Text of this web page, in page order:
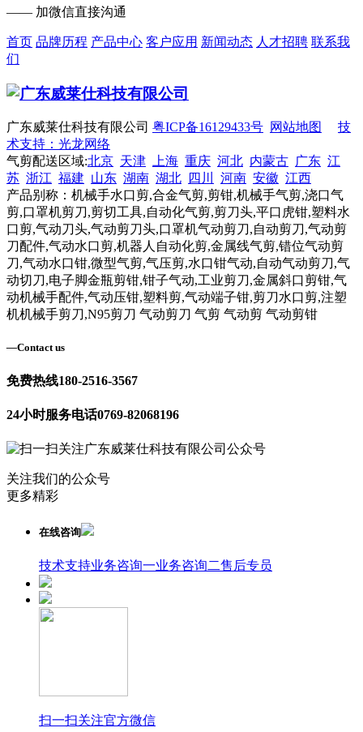
—— 加微信直接沟通
首页 品牌历程 产品中心 客户应用 新闻动态 人才招聘 联系我
们
广东威莱仕科技有限公司 粤ICP备16129433号 网站地图
技
术支持：光龙网络
气剪配送区域:北京 天津 上海 重庆 河北 内蒙古 广东 江
苏 浙江 福建 山东 湖南 湖北 四川 河南 安徽 江西
产品别称：机械手水口剪,合金气剪,剪钳,机械手气剪,浇口气
剪,口罩机剪刀,剪切工具,自动化气剪,剪刀头,平口虎钳,塑料水
口剪,气动刀头,气动剪刀头,口罩机气动剪刀,自动剪刀,气动剪
刀配件,气动水口剪,机器人自动化剪,金属线气剪,错位气动剪
刀,气动水口钳,微型气剪,气压剪,水口钳气动,自动气动剪刀,气
动切刀,电子脚金瓶剪钳,钳子气动,工业剪刀,金属斜口剪钳,气
动机械手配件,气动压钳,塑料剪,气动端子钳,剪刀水口剪,注塑
机机械手剪刀,N95剪刀 气动剪刀 气剪 气动剪 气动剪钳
—Contact us
免费热线180-2516-3567
24小时服务电话0769-82068196
关注我们的公众号
更多精彩
在线咨询
技术支持业务咨询一业务咨询二售后专员
扫一扫关注官方微信